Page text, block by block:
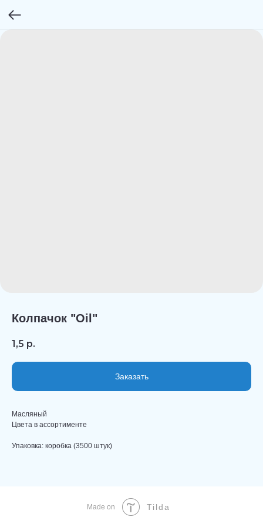
Колпачок "Oil"
1,5 р.
Заказать
Масляный
Цвета в ассортименте
Упаковка: коробка (3500 штук)
Made on Tilda